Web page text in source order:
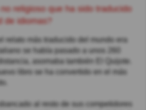
idiomas?
relato más traducido del mundo era
se había pasado a unos 260
asomaba también El Quijote.
libro se ha convertido en el más
al resto de sus competidores